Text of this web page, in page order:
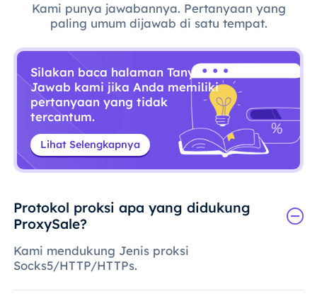
Kami punya jawabannya. Pertanyaan yang
paling umum dijawab di satu tempat.
Silakan baca halaman Tanya
Jawab kami jika Anda memiliki
pertanyaan yang tidak
tercantum.
Lihat Selengkapnya
Protokol proksi apa yang didukung
ProxySale?
Kami mendukung Jenis proksi
Socks5/HTTP/HTTPs.